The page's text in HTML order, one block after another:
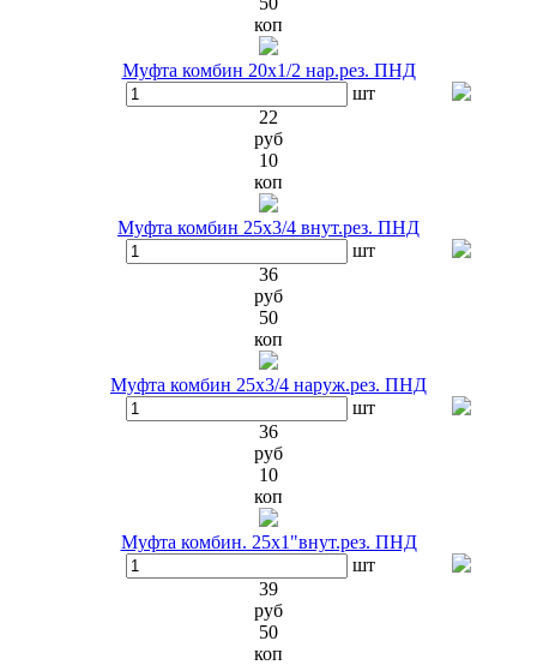
коп
Муфта комбин 20х1/2 нар.рез. ПНД
шт
22
руб
10
коп
Муфта комбин 25х3/4 внут.рез. ПНД
шт
36
руб
50
коп
Муфта комбин 25х3/4 наруж.рез. ПНД
шт
36
руб
10
коп
Муфта комбин. 25х1"внут.рез. ПНД
шт
39
руб
50
коп